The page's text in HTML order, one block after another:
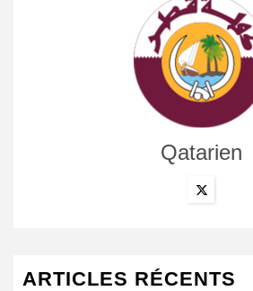
Qatarien
ARTICLES RÉCENTS